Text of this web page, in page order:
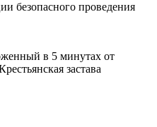
безопасного проведения
в 5 минутах от
застава